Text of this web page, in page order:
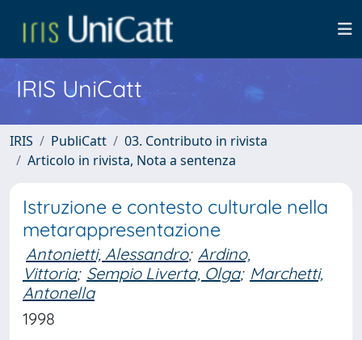
IRIS UniCatt
IRIS PubliCatt
03. Contributo in rivista
Articolo in rivista, Nota a sentenza
Istruzione e contesto culturale nella
metarappresentazione
Antonietti, Alessandro; Ardino,
Vittoria; Sempio Liverta, Olga; Marchetti,
Antonella
1998